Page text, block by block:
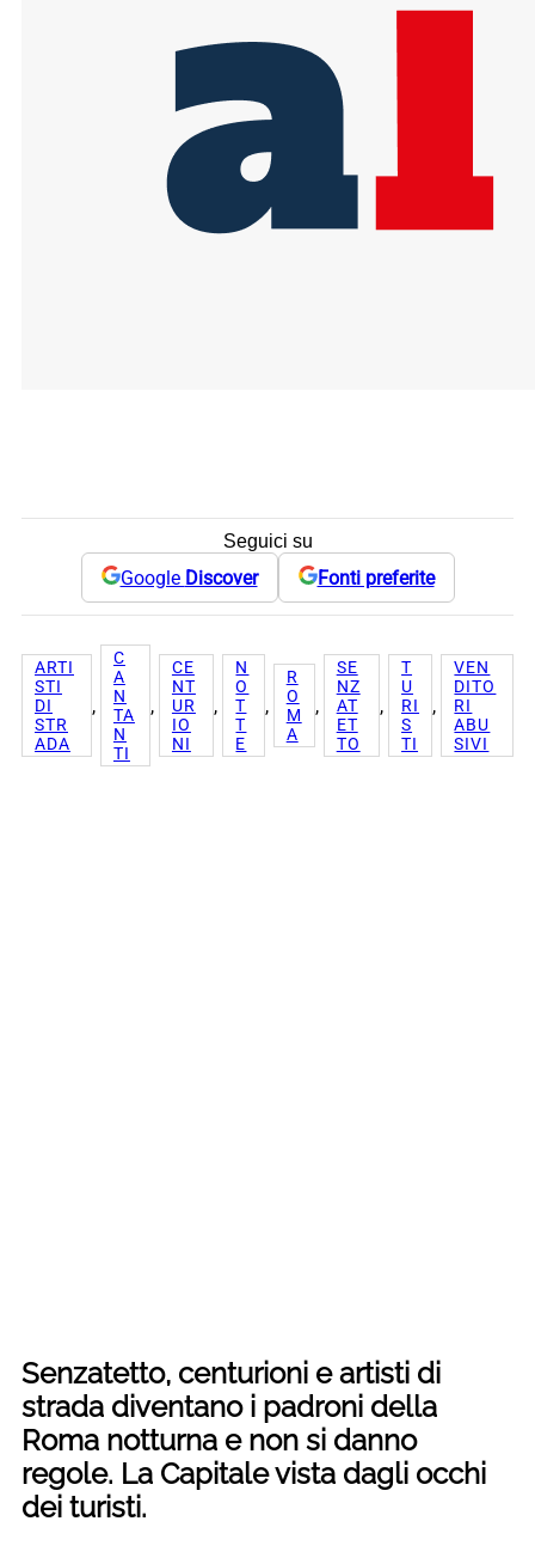
Seguici su
Google Discover Fonti preferite
ARTI
STI
DI
STR
ADA
,
C
A
N
TA
N
TI
,
CE
NT
UR
IO
NI
,
N
O
T
T
E
,
R
O
M
A
,
SE
NZ
AT
ET
TO
,
T
U
RI
S
TI
,
VEN
DITO
RI
ABU
SIVI
Senzatetto, centurioni e artisti di
strada diventano i padroni della
Roma notturna e non si danno
regole. La Capitale vista dagli occhi
dei turisti.